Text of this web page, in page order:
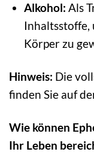
Alkohol: Als
Inhaltsstoffe,
Körper zu
Hinweis: Die
finden Sie auf
Wie können
Ihr Leben